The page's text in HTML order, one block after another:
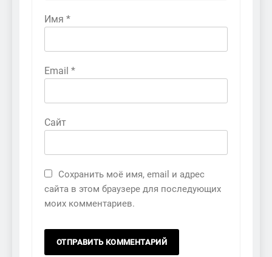
Имя *
Email *
Сайт
Сохранить моё имя, email и адрес
сайта в этом браузере для последующих
моих комментариев.